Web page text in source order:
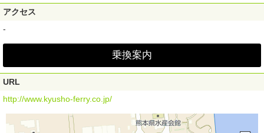
アクセス
-
乗換案内
URL
http://www.kyusho-ferry.co.jp/